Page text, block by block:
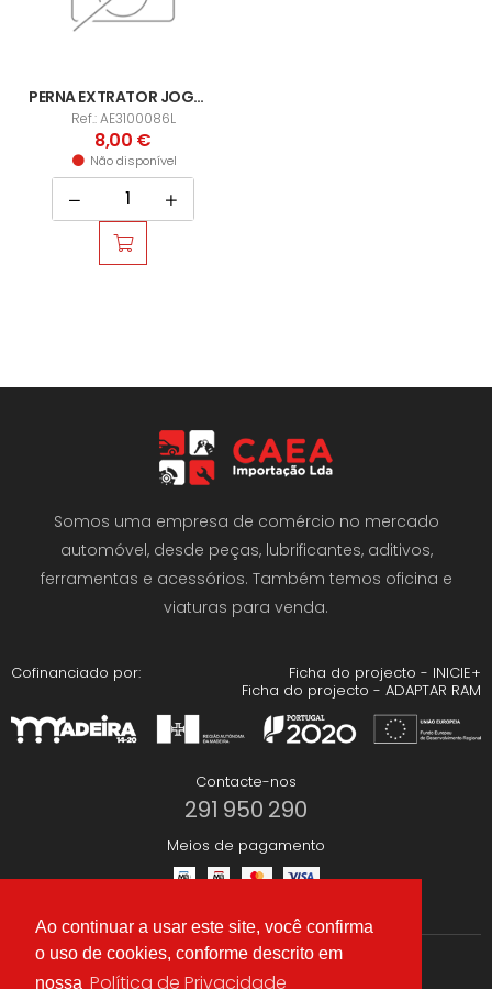
Ao continuar a usar este site, você confirma
o uso de cookies, conforme descrito em
nossa Política de Privacidade
PERNA EXTRATOR JOGO AE310008
Ref.: AE3100086L
8,00 €
Não disponível
Somos uma empresa de comércio no mercado
automóvel, desde peças, lubrificantes, aditivos,
ferramentas e acessórios. Também temos oficina e
viaturas para venda.
Cofinanciado por:
Ficha do projecto - INICIE+
Ficha do projecto - ADAPTAR RAM
Contacte-nos
291 950 290
Meios de pagamento
Redes Sociais